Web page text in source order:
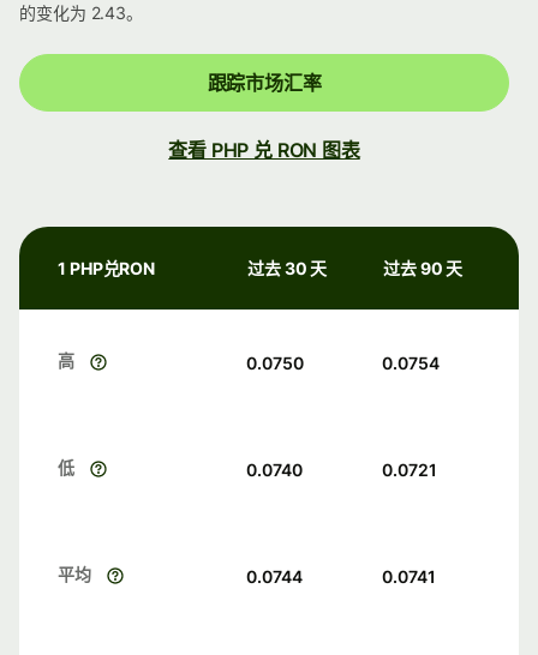
的变化为 2.43。
跟踪市场汇率
查看 PHP 兑 RON 图表
1 PHP兑RON 过去 30 天 过去 90 天
高 0.0750 0.0754
低 0.0740 0.0721
平均 0.0744 0.0741